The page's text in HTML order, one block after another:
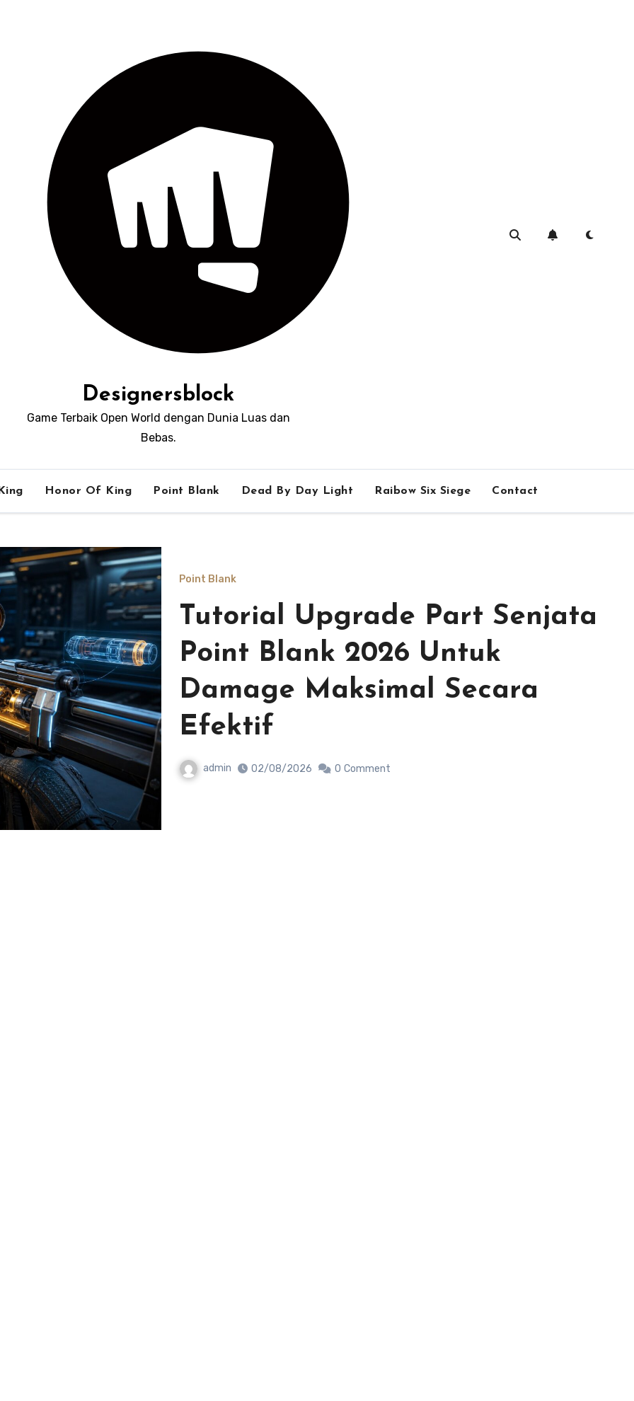
Designersblock
Game Terbaik Open World dengan Dunia Luas dan
Bebas.
Honor Of King Point Blank Dead By Day Light Raibow Six Siege Contact
Point Blank
Tutorial Upgrade Part Senjata
Point Blank 2026 Untuk
Damage Maksimal Secara
Efektif
admin 02/08/2026 0 Comment